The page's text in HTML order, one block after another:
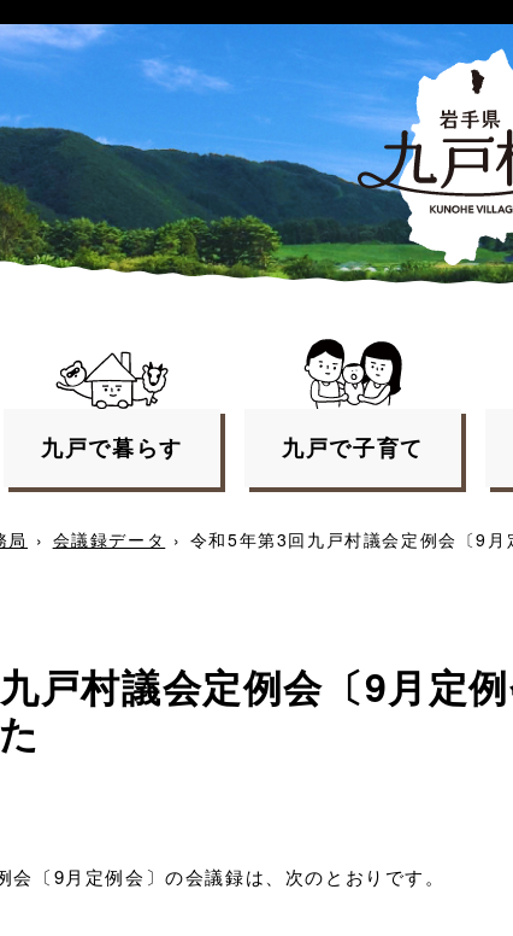
九戸で暮らす 九戸で子育て
局 › 会議録データ › 令和5年第3回九戸村議会定例会〔9
戸村議会定例会〔9月定
〔9月定例会〕の会議録は、次のとおりです。